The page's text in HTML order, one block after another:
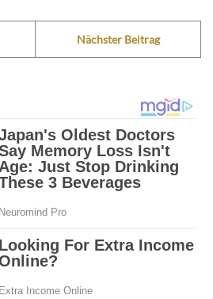
Nächster Beitrag